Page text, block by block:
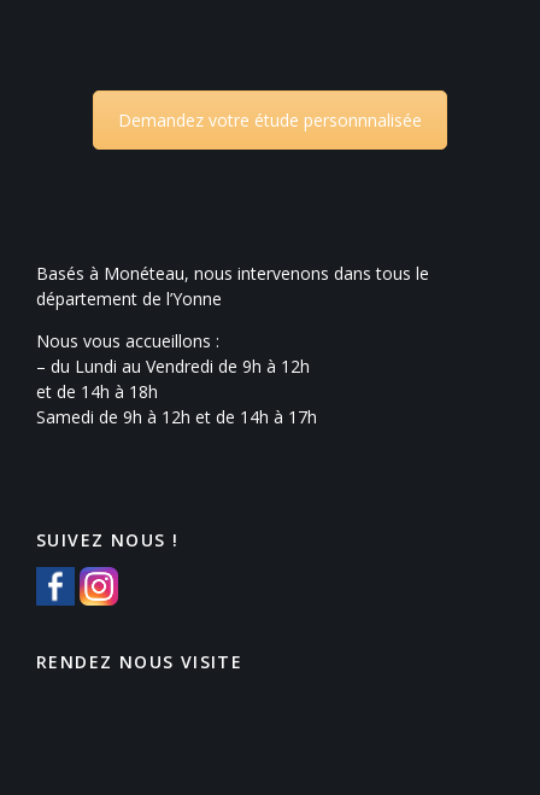
Demandez votre étude personnnalisée
Basés à Monéteau, nous intervenons dans tous le
département de l’Yonne
Nous vous accueillons :
– du Lundi au Vendredi de 9h à 12h
et de 14h à 18h
Samedi de 9h à 12h et de 14h à 17h
SUIVEZ NOUS !
RENDEZ NOUS VISITE